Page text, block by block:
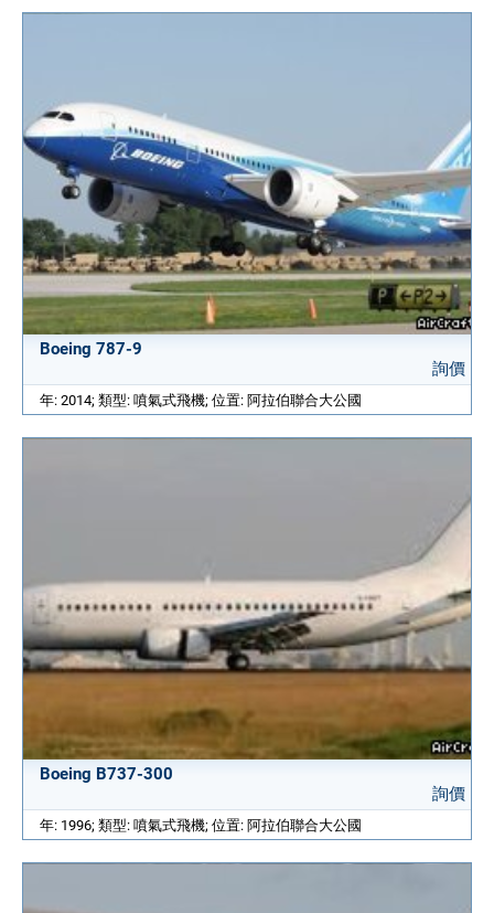
Boeing 787-9
詢價
年: 2014; 類型: 噴氣式飛機; 位置: 阿拉伯聯合大公國
Boeing B737-300
詢價
年: 1996; 類型: 噴氣式飛機; 位置: 阿拉伯聯合大公國